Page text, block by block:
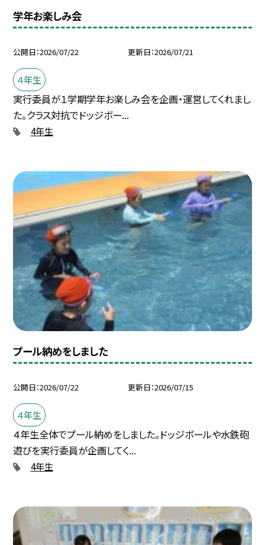
学年お楽しみ会
公開日 2026/07/22 更新日 2026/07/21
４年生
実行委員が１学期学年お楽しみ会を企画・運営してくれまし
た。クラス対抗でドッジボー...
4年生
プール納めをしました
公開日 2026/07/22 更新日 2026/07/15
４年生
４年生全体でプール納めをしました。ドッジボールや水鉄砲
遊びを実行委員が企画してく...
4年生